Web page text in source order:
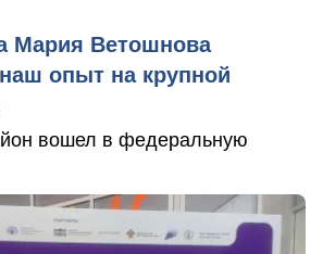
Мария Ветошнова
опыт на крупной
вошел в федеральную